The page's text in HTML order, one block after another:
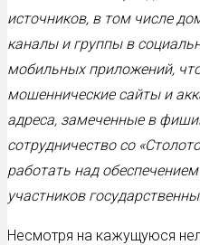
источников, в том числе
каналы и группы в
мобильных приложений,
мошеннические сайты и
адреса, замеченные в
сотрудничество со
работать над
участников
Несмотря на кажущуюся